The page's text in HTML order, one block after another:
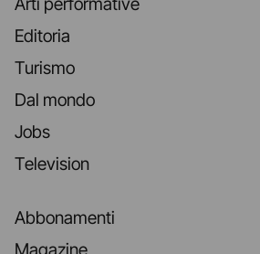
Arti performative
Editoria
Turismo
Dal mondo
Jobs
Television
Abbonamenti